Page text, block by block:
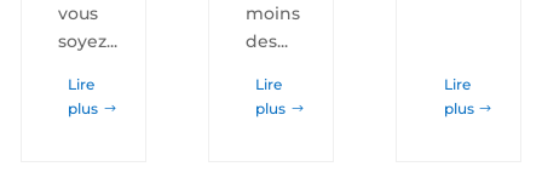
vous
soyez...
Lire
plus
moins
des...
Lire
plus
Lire
plus